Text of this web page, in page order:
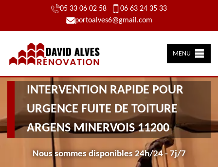
05 33 06 02 58
06 63 24 35 33
portoalves6@gmail.com
MENU
INTERVENTION RAPIDE POUR
URGENCE FUITE DE TOITURE
ARGENS MINERVOIS 11200
Nous sommes disponibles 24h/24 - 7j/7